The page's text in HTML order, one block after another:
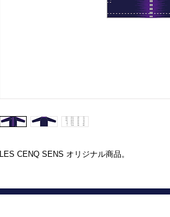
LES CENQ SENS オリジナル商品。